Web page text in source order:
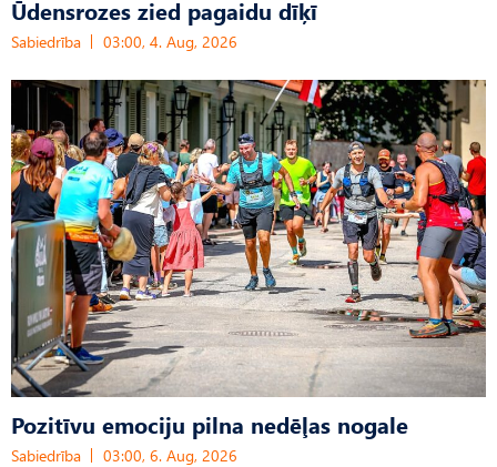
Ūdensrozes zied pagaidu dīķī
Sabiedrība 03:00, 4. Aug, 2026
Pozitīvu emociju pilna nedēļas nogale
Sabiedrība 03:00, 6. Aug, 2026